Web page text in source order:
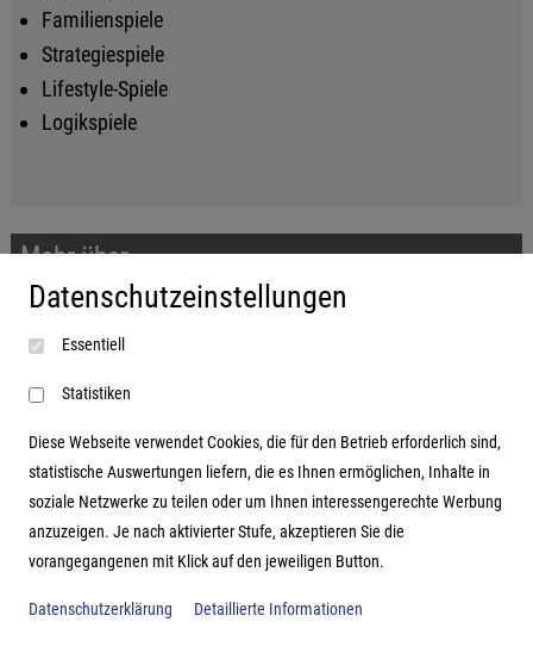
Familienspiele
Strategiespiele
Lifestyle-Spiele
Logikspiele
Mehr über...
Impressum
AGB
Datenschutzerklärung
Adresse
Hutter Trade GmbH + Co KG
Bgm.-Landmann-Platz 1-5
Datenschutzeinstellungen
Essentiell
Statistiken
Diese Webseite verwendet Cookies, die für den Betrieb erforderlich sind,
statistische Auswertungen liefern, die es Ihnen ermöglichen, Inhalte in
soziale Netzwerke zu teilen oder um Ihnen interessengerechte Werbung
anzuzeigen. Je nach aktivierter Stufe, akzeptieren Sie die
vorangegangenen mit Klick auf den jeweiligen Button.
Datenschutzerklärung Detaillierte Informationen